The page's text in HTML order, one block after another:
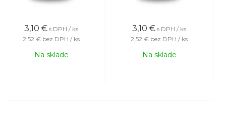
3,10 € s DPH / ks
2,52 € bez DPH / ks
Na sklade
3,10 € s DPH / ks
2,52 € bez DPH / ks
Na sklade